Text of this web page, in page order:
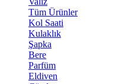
Tüm Ürünler
Kol Saati
Kulaklık
Şapka
Bere
Parfüm
Eldiven